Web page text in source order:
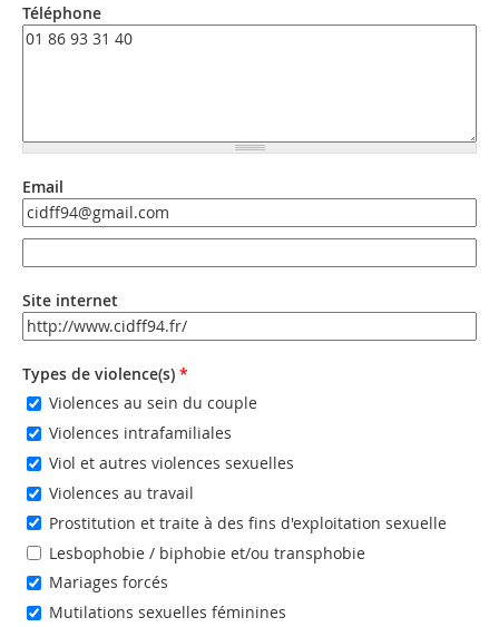
Téléphone
Email
Email
Site internet
URL
Types de violence(s) *
Violences au sein du couple
Violences intrafamiliales
Viol et autres violences sexuelles
Violences au travail
Prostitution et traite à des fins d'exploitation sexuelle
Lesbophobie / biphobie et/ou transphobie
Mariages forcés
Mutilations sexuelles féminines